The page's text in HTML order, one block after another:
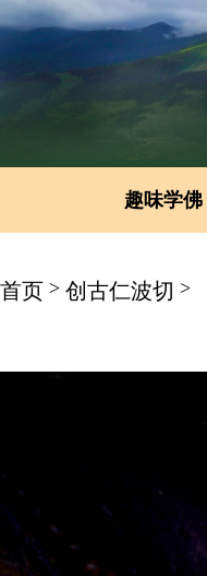
趣味学佛
首页 > 创古仁波切 >